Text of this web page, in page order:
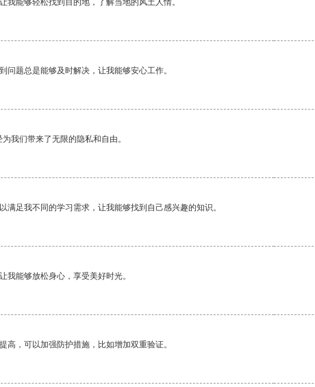
我能够轻松找到目的地，了解当地的风土人情。
问题总是能够及时解决，让我能够安心工作。
我们带来了无限的隐私和自由。
满足我不同的学习需求，让我能够找到自己感兴趣的知识。
我能够放松身心，享受美好时光。
高，可以加强防护措施，比如增加双重验证。